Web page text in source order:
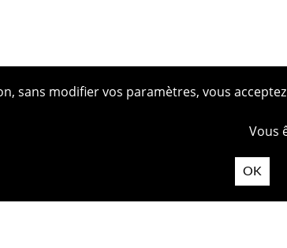
sans modifier vos paramètres, vous
Vous
OK